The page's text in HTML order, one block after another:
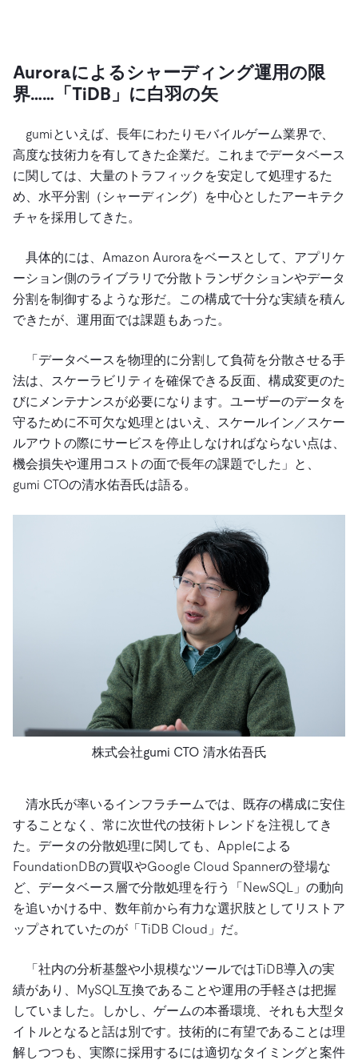
Auroraによるシャーディング運用の限
界……「TiDB」に白羽の矢
gumiといえば、長年にわたりモバイルゲーム業界で、
高度な技術力を有してきた企業だ。これまでデータベース
に関しては、大量のトラフィックを安定して処理するた
め、水平分割（シャーディング）を中心としたアーキテク
チャを採用してきた。
具体的には、Amazon Auroraをベースとして、アプリケ
ーション側のライブラリで分散トランザクションやデータ
分割を制御するような形だ。この構成で十分な実績を積ん
できたが、運用面では課題もあった。
「データベースを物理的に分割して負荷を分散させる手
法は、スケーラビリティを確保できる反面、構成変更のた
びにメンテナンスが必要になります。ユーザーのデータを
守るために不可欠な処理とはいえ、スケールイン／スケー
ルアウトの際にサービスを停止しなければならない点は、
機会損失や運用コストの面で長年の課題でした」と、
gumi CTOの清水佑吾氏は語る。
株式会社gumi CTO 清水佑吾氏
清水氏が率いるインフラチームでは、既存の構成に安住
することなく、常に次世代の技術トレンドを注視してき
た。データの分散処理に関しても、Appleによる
FoundationDBの買収やGoogle Cloud Spannerの登場な
ど、データベース層で分散処理を行う「NewSQL」の動向
を追いかける中、数年前から有力な選択肢としてリストア
ップされていたのが「TiDB Cloud」だ。
「社内の分析基盤や小規模なツールではTiDB導入の実
績があり、MySQL互換であることや運用の手軽さは把握
していました。しかし、ゲームの本番環境、それも大型タ
イトルとなると話は別です。技術的に有望であることは理
解しつつも、実際に採用するには適切なタイミングと案件